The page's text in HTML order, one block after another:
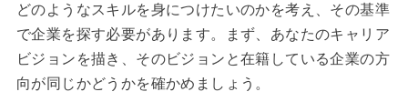
どのようなスキルを身につけたいのかを考え、その基準
で企業を探す必要があります。まず、あなたのキャリア
ビジョンを描き、そのビジョンと在籍している企業の方
向が同じかどうかを確かめましょう。